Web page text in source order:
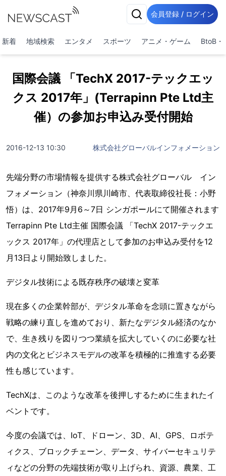
会員登録 / ログイン
新着 地域検索 エンタメ スポーツ アニメ・ゲーム BtoB・
国際会議 「TechX 2017-テックエッ
クス 2017年」(Terrapinn Pte Ltd主
催）の参加お申込み受付開始
2016-12-13 10:30 株式会社グローバルインフォメーション
先端分野の市場情報を提供する株式会社グローバル イン
フォメーション（神奈川県川崎市、代表取締役社長：小野
悟）は、2017年9月6～7日 シンガポールにて開催されます
Terrapinn Pte Ltd主催 国際会議 「TechX 2017-テックエ
ックス 2017年」の代理店として参加のお申込み受付を12
月13日より開始致しました。
デジタル技術による既存秩序の破壊と変革
現在多くの企業幹部が、デジタル革命を念頭に置きながら
戦略の練り直しを進めており、新たなデジタル経済のなか
で、生き残りを図りつつ業績を拡大していくのに必要な社
内の文化とビジネスモデルの改革を積極的に推進する必要
性も感じています。
TechXは、このような改革を後押しするために生まれたイ
ベントです。
今度の会議では、IoT、ドローン、3D、AI、GPS、ロボテ
ィクス、ブロックチェーン、データ、サイバーセキュリテ
ィなどの分野の先端技術が取り上げられ、資源、農業、工